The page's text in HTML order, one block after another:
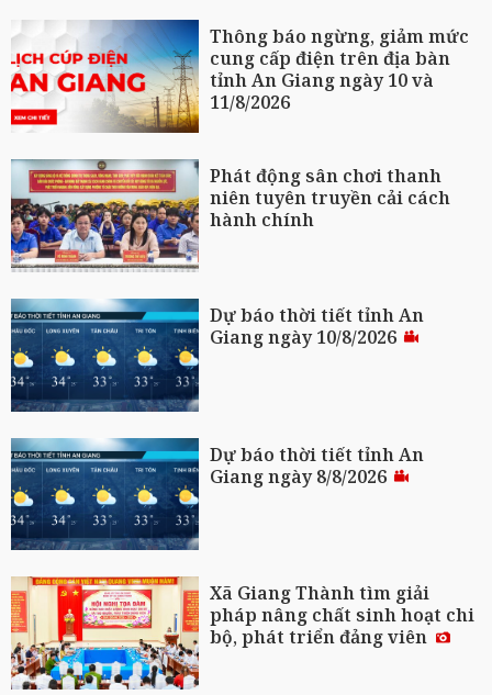
Thông báo ngừng, giảm mức
cung cấp điện trên địa bàn
tỉnh An Giang ngày 10 và
11/8/2026
Phát động sân chơi thanh
niên tuyên truyền cải cách
hành chính
Dự báo thời tiết tỉnh An
Giang ngày 10/8/2026
Dự báo thời tiết tỉnh An
Giang ngày 8/8/2026
Xã Giang Thành tìm giải
pháp nâng chất sinh hoạt chi
bộ, phát triển đảng viên